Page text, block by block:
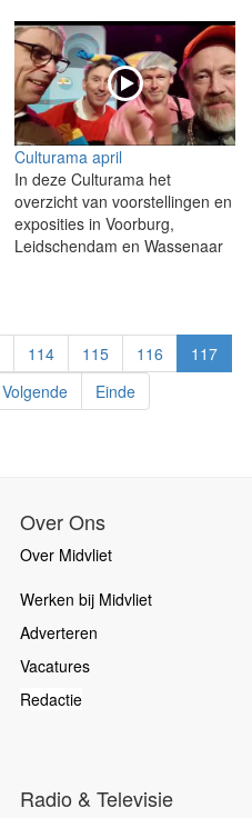
Culturama april
In deze Culturama het
overzicht van voorstellingen en
exposities in Voorburg,
Leidschendam en Wassenaar
114 115 116
117
Volgende Einde
Over Ons
Over Midvliet
Werken bij Midvliet
Adverteren
Vacatures
Redactie
Radio & Televisie